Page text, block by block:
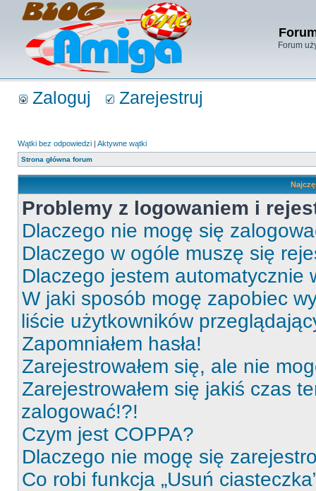
Forum
Zaloguj Zarejestruj
Wątki bez odpowiedzi | Aktywne wątki
Strona główna forum
Problemy z logowaniem i
Dlaczego nie mogę się
Dlaczego w ogóle muszę się
Dlaczego jestem automatycznie
W jaki sposób mogę zapobiec
liście użytkowników
Zapomniałem hasła!
Zarejestrowałem się, ale nie
Zarejestrowałem się jakiś czas
zalogować!?!
Czym jest COPPA?
Dlaczego nie mogę się
Co robi funkcja „Usuń